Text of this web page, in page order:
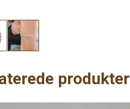
produkter